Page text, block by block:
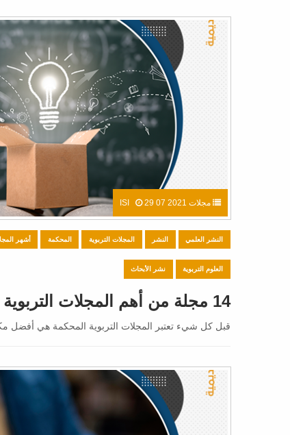
مجلات ISI 29 07 2021
النشر العلمي النشر المجلات التربوية المحكمة أشهر
العلوم التربوية نشر الأبحاث
14 مجلة من أهم المجلات التربوية المحكمة
قبل كل شيء تعتبر المجلات التربوية المحكمة هي أفضل